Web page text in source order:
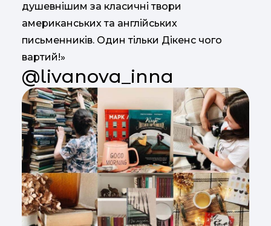
душевнішим за класичні твори
американських та англійських
письменників. Один тільки Дікенс чого
вартий!»
@livanova_inna